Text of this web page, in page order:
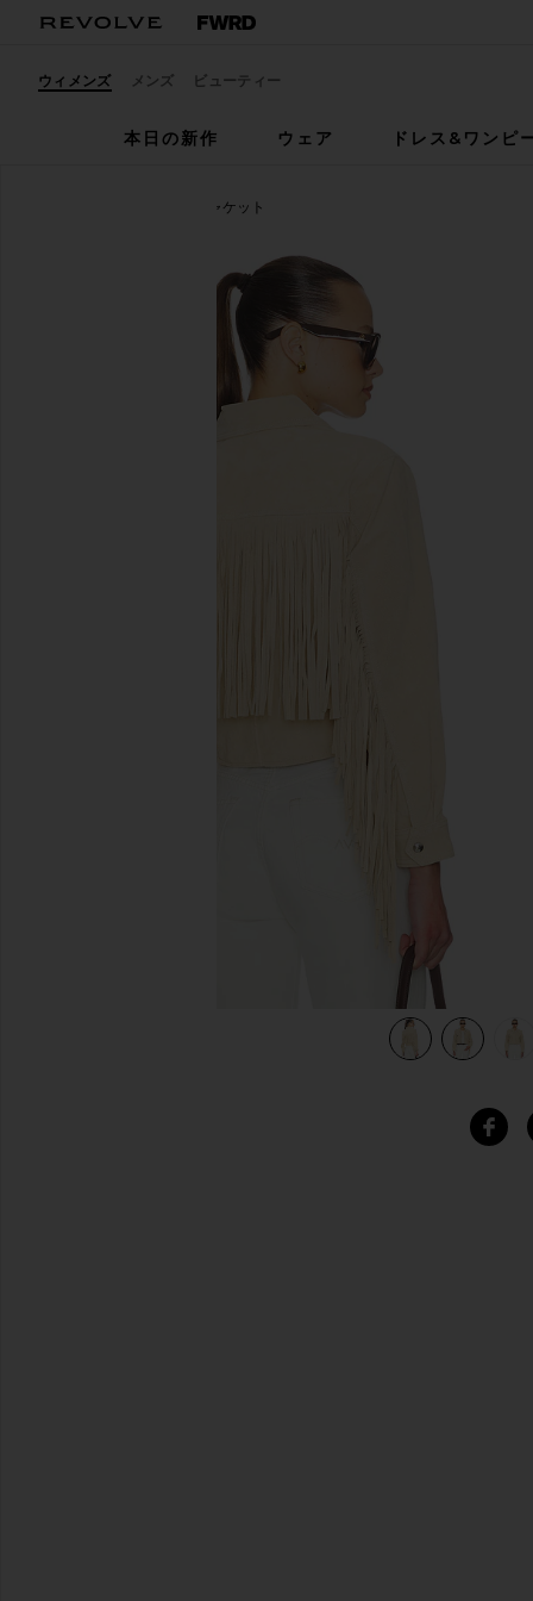
ウィメンズ メンズ ビューティー
本日の新作 ウェア ドレス&ワンピ
FRINGE ジャケット
お気に入りBLANKNYC Fringe Jacket in Morning
view 6 of 6 FRINGE ジャケット in Morning Latte